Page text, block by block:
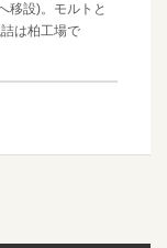
移設)。モルトと
は柏工場で